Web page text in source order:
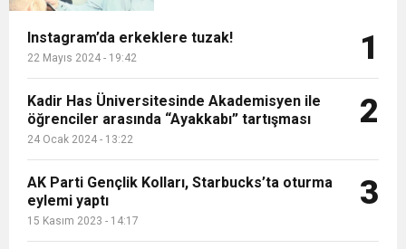
Sözleşmeli personele kadro düzenlemesinde
kapsam genişledi
13:00 Tarım Kredi’nin ardından zincir marketler
harekete geçti! İşte ürünlere yapılan indirim
oranı
12:57 Şiddetli fırtına Avrupa’yı felç etti, 13 kişi öldü
12:54 Gaziantep’te zincirleme kaza! 16 kişi hayatını
kaybetti
19:42 Instagram’da erkeklere tuzak!
vatandaşların ‘Kentsel Dönüşüm’
Instagram’da erkeklere tuzak!
22 Mayıs 2024 - 19:42 1
Kadir Has Üniversitesinde Akademisyen ile
öğrenciler arasında “Ayakkabı” tartışması
24 Ocak 2024 - 13:22
2
AK Parti Gençlik Kolları, Starbucks’ta oturma
eylemi yaptı
15 Kasım 2023 - 14:17
3